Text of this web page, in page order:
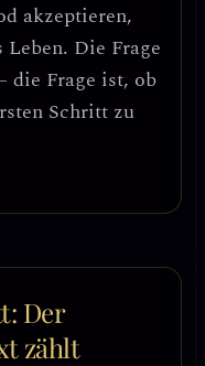
akzeptieren,
Leben. Die Frage
die Frage ist, ob
Schritt zu
Der
zählt